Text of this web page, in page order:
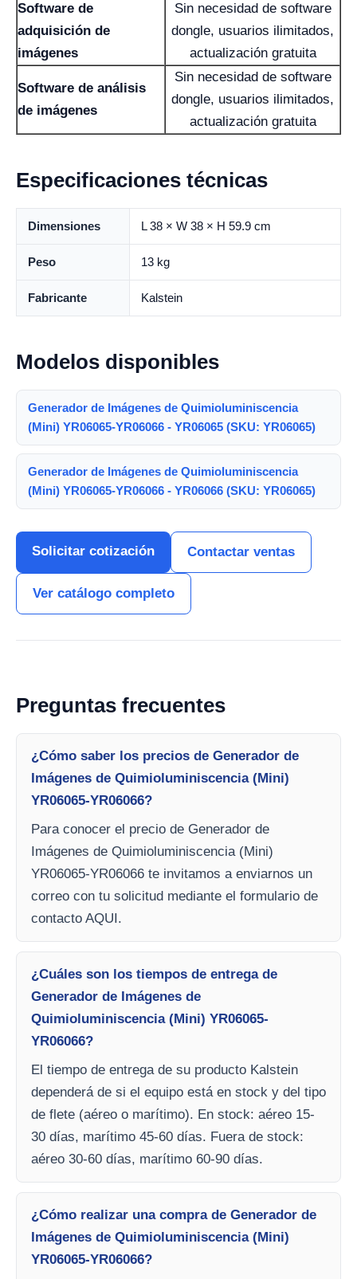
Software de
adquisición de
imágenes
Sin necesidad de software
dongle, usuarios ilimitados,
actualización gratuita
Software de análisis
de imágenes
Sin necesidad de software
dongle, usuarios ilimitados,
actualización gratuita
Especificaciones técnicas
Dimensiones L 38 × W 38 × H 59.9 cm
Peso 13 kg
Fabricante Kalstein
Modelos disponibles
Generador de Imágenes de Quimioluminiscencia
(Mini) YR06065-YR06066 - YR06065 (SKU: YR06065)
Generador de Imágenes de Quimioluminiscencia
(Mini) YR06065-YR06066 - YR06066 (SKU: YR06065)
Solicitar cotización Contactar ventas
Ver catálogo completo
Preguntas frecuentes
¿Cómo saber los precios de Generador de
Imágenes de Quimioluminiscencia (Mini)
YR06065-YR06066?
Para conocer el precio de Generador de
Imágenes de Quimioluminiscencia (Mini)
YR06065-YR06066 te invitamos a enviarnos un
correo con tu solicitud mediante el formulario de
contacto AQUI.
¿Cuáles son los tiempos de entrega de
Generador de Imágenes de
Quimioluminiscencia (Mini) YR06065-
YR06066?
El tiempo de entrega de su producto Kalstein
dependerá de si el equipo está en stock y del tipo
de flete (aéreo o marítimo). En stock: aéreo 15-
30 días, marítimo 45-60 días. Fuera de stock:
aéreo 30-60 días, marítimo 60-90 días.
¿Cómo realizar una compra de Generador de
Imágenes de Quimioluminiscencia (Mini)
YR06065-YR06066?